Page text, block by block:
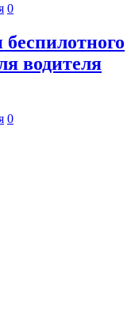
0
водителя
0